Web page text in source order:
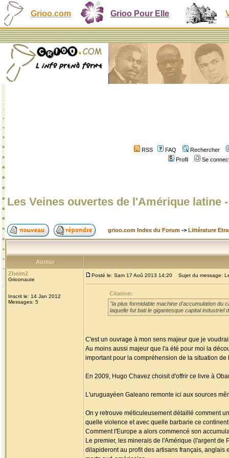
Grioo.com Grioo Pour Elle
RSS FAQ
Rechercher
Profil
Se
Les Veines ouvertes de l'Amérique latine
grioo.com Index du Forum -> Littérature
Auteur
Zheim2
Grioonaute
Inscrit le: 14 Jan 2012
Messages: 5
Posté le: Sam 17 Aoû 2013 14:20 Sujet du message:
Citation:
"la plus formidable machine d'accumulation du
laquelle fut bati le gigantesque capital industriel
C'est un ouvrage à mon sens majeur que je
Au moins aussi majeur que l'a été pour moi la
important pour la compréhension de la situation
En 2009, Hugo Chavez choisit d'offrir ce livre à
L'uruguayéen Galeano remonte ici aux sources
On y retrouve méticuleusement détaillé comment
quelle violence et avec quelle barbarie ce
Comment l'Europe a alors commencé son
Le premier, les minerais de l'Amérique (l'argent
dilapideront au profit des artisans français,